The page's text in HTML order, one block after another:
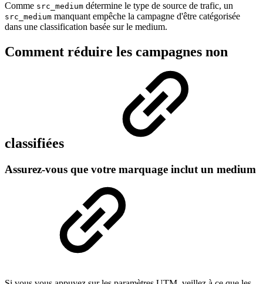
Comme src_medium détermine le type de source de trafic, un
src_medium manquant empêche la campagne d'être catégorisée
dans une classification basée sur le medium.
Comment réduire les campagnes non
classifiées
Assurez-vous que votre marquage inclut un medium